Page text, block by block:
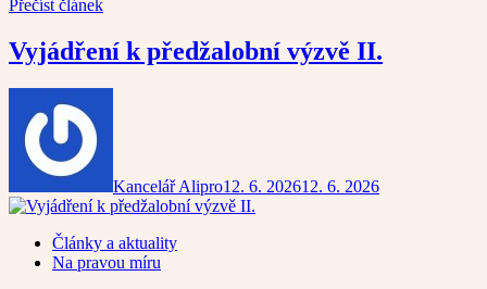
Přečíst článek
Vyjádření k předžalobní výzvě II.
Kancelář Alipro12. 6. 202612. 6. 2026
Články a aktuality
Na pravou míru